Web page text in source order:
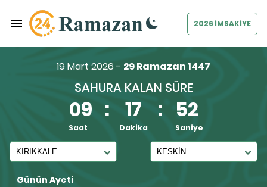
2026 İMSAKİYE
Günün Ayeti
19 Mart 2026 - 29 Ramazan 1447
SAHURA KALAN SÜRE
09 : 17 : 52
Saat Dakika Saniye